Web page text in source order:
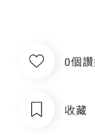
0個
收藏